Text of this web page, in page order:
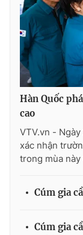
Hàn Quốc
cao
VTV.vn -
xác nhận
trong mùa
Cúm gia
Cúm gia